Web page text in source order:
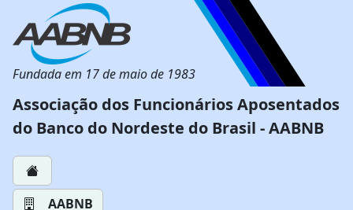
Fundada em 17 de maio de 1983
Associação dos Funcionários Aposentados
do Banco do Nordeste do Brasil - AABNB
AABNB